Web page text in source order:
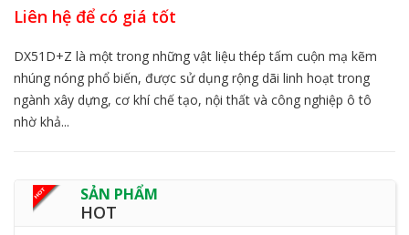
Liên hệ để có giá tốt
DX51D+Z là một trong những vật liệu thép tấm cuộn mạ kẽm
nhúng nóng phổ biến, được sử dụng rộng dãi linh hoạt trong
ngành xây dựng, cơ khí chế tạo, nội thất và công nghiệp ô tô
nhờ khả...
SẢN PHẨM
HOT